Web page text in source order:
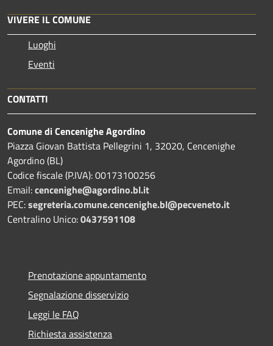
VIVERE IL COMUNE
Luoghi
Eventi
CONTATTI
Comune di Cencenighe Agordino
Piazza Giovan Battista Pellegrini 1, 32020, Cencenighe
Agordino (BL)
Codice fiscale (P.IVA): 00173100256
Email:cencenighe@agordino.bl.it
PEC:segreteria.comune.cencenighe.bl@pecveneto.it
Centralino Unico:0437591108
Prenotazione appuntamento
Segnalazione disservizio
Leggi le FAQ
Richiesta assistenza